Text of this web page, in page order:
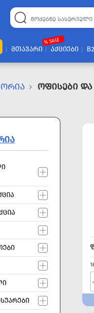
ᲛᲗᲐᲕᲐᲠᲘ ᲐᲥᲪᲘᲔᲑᲘ
% SALE
Ოფისები Და